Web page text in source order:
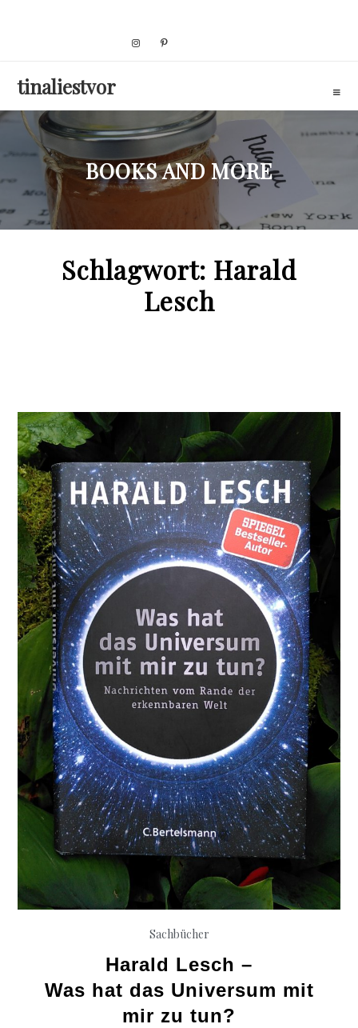
tinaliestvor
BOOKS AND MORE
Schlagwort: Harald
Lesch
Sachbücher
Harald Lesch –
Was hat das Universum mit
mir zu tun?